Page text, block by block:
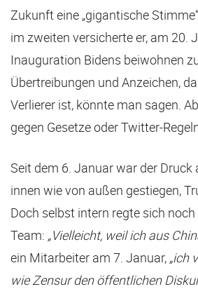
Zukunft eine „gigantische
im zweiten versicherte er, am 20.
Inauguration Bidens beiwohnen
Übertreibungen und Anzeichen,
Verlierer ist, könnte man sagen.
gegen Gesetze oder Twitter-
Seit dem 6. Januar war der Druck
innen wie von außen gestiegen,
Doch selbst intern regte sich
Team: „Vielleicht, weil ich aus
ein Mitarbeiter am 7. Januar, „ich
wie Zensur den öffentlichen